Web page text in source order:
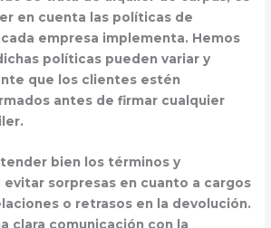
en cuenta las políticas de
empresa implementa. Hemos
políticas pueden variar y
que los clientes estén
antes de firmar cualquier
bien los términos y
evitar sorpresas en cuanto a cargos
o retrasos en la devolución.
clara comunicación con la